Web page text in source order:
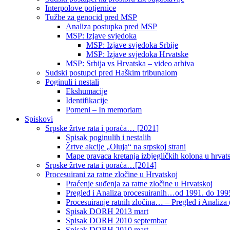
Interpolove potjernice
Tužbe za genocid pred MSP
Analiza postupka pred MSP
MSP: Izjave svjedoka
MSP: Izjave svjedoka Srbije
MSP: Izjave svjedoka Hrvatske
MSP: Srbija vs Hrvatska – video arhiva
Sudski postupci pred Haškim tribunalom
Poginuli i nestali
Ekshumacije
Identifikacije
Pomeni – In memoriam
Spiskovi
Srpske žrtve rata i poraća… [2021]
Spisak poginulih i nestalih
Žrtve akcije „Oluja“ na srpskoj strani
Mape pravaca kretanja izbjegličkih kolona u
Srpske žrtve rata i poraća…[2014]
Procesuirani za ratne zločine u Hrvatskoj
Praćenje suđenja za ratne zločine u Hrvatskoj
Pregled i Analiza procesuiranih…od 1991. do
Procesuiranje ratnih zločina… – Pregled i Analiza
Spisak DORH 2013 mart
Spisak DORH 2010 septembar